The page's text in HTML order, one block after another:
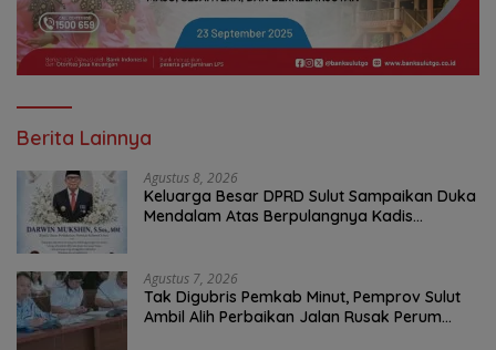
Berita Lainnya
Agustus 8, 2026
Keluarga Besar DPRD Sulut Sampaikan Duka
Mendalam Atas Berpulangnya Kadis
Agustus 7, 2026
Tak Digubris Pemkab Minut, Pemprov Sulut
Ambil Alih Perbaikan Jalan Rusak Perum